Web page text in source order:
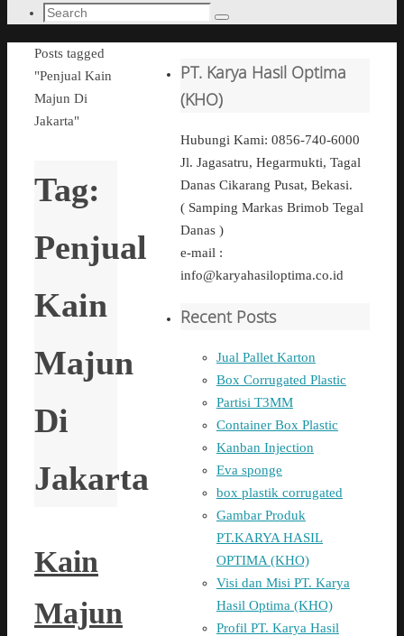
Search
Search
Home
Posts tagged
"Penjual Kain
Majun Di
Jakarta"
Tag:
Penjual
Kain
Majun
Di
Jakarta
Kain
Majun
PT. Karya Hasil Optima
(KHO)
Hubungi Kami: 0856-740-6000
Jl. Jagasatru, Hegarmukti, Tagal
Danas Cikarang Pusat, Bekasi.
( Samping Markas Brimob Tegal
Danas )
e-mail :
info@karyahasiloptima.co.id
Recent Posts
Jual Pallet Karton
Box Corrugated Plastic
Partisi T3MM
Container Box Plastic
Kanban Injection
Eva sponge
box plastik corrugated
Gambar Produk
PT.KARYA HASIL
OPTIMA (KHO)
Visi dan Misi PT. Karya
Hasil Optima (KHO)
Profil PT. Karya Hasil